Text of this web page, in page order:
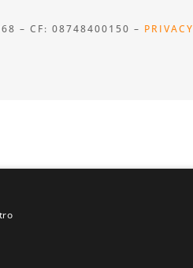
– CF: 08748400150 – PRIVACY